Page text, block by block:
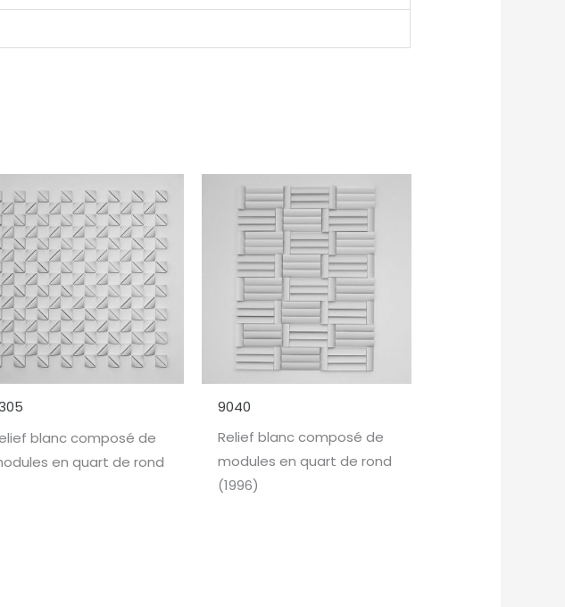
blanc composé de
en quart de rond
9040
Relief blanc composé de
modules en quart de rond
(1996)